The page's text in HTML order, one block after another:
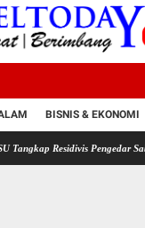
BISNIS & EKONOMI
Pengedar Sabu, 34 Paket